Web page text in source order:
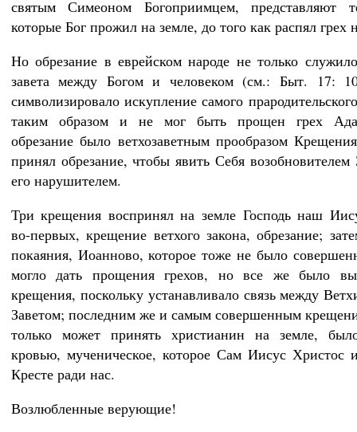
святым Симеоном Богоприимцем, представляют
которые Бог прожил на земле, до того как распял грех
Но обрезание в еврейском народе не только
завета между Богом и человеком (см.: Быт. 17:
символизировало искупление самого
таким образом и не мог быть прощен грех
обрезание было ветхозаветным прообразом
принял обрезание, чтобы явить Себя возобновителем
его нарушителем.
Три крещения воспринял на земле Господь наш
во-первых, крещение ветхого закона, обрезание;
покаяния, Иоанново, которое тоже не было
могло дать прощения грехов, но все же было
крещения, поскольку устанавливало связь между
Заветом; последним же и самым совершенным
только может принять христианин на земле,
кровью, мученическое, которое Сам Иисус Христос
Кресте ради нас.
Возлюбленные верующие!